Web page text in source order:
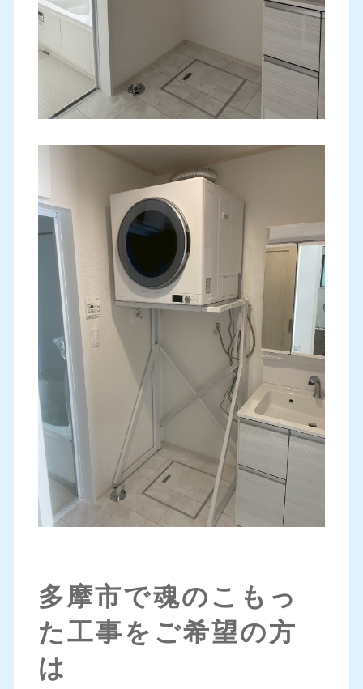
多摩市で魂のこもっ
た工事をご希望の方
は